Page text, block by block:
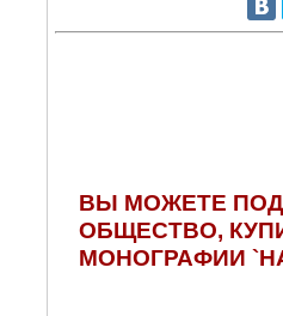
ВЫ МОЖЕТЕ
ОБЩЕСТВО,
МОНОГРАФИИ